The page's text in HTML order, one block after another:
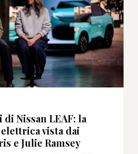
Nissan LEAF: la
vista dai
e Julie Ramsey